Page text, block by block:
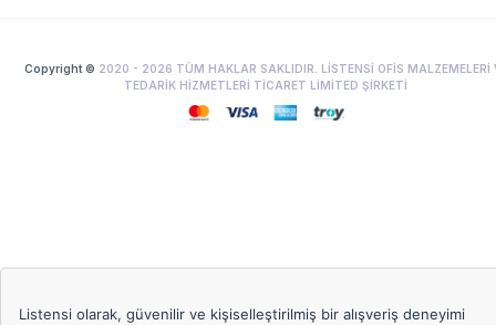
Copyright © 2020 - 2026 TÜM HAKLAR SAKLIDIR. LİSTENSİ OFİS MALZEMELERİ
TEDARİK HİZMETLERİ TİCARET LİMİTED ŞİRKETİ